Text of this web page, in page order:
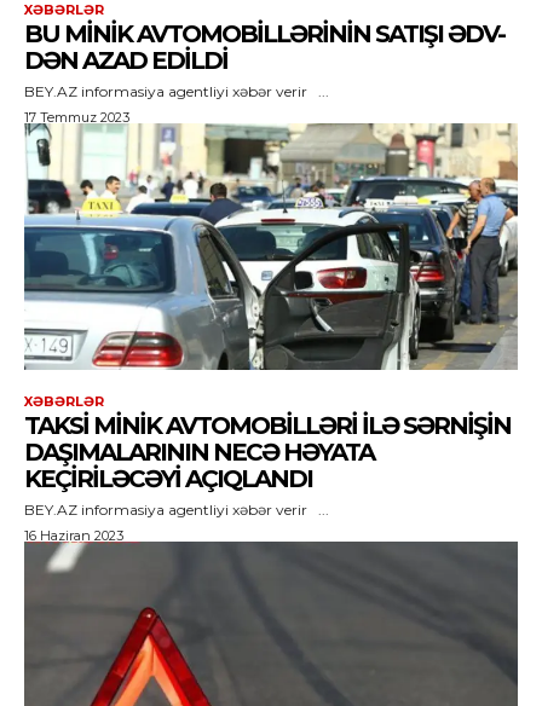
XƏBƏRLƏR
BU MINIK AVTOMOBILLƏRININ SATIŞI ƏDV-
DƏN AZAD EDILDI
BEY.AZ informasiya agentliyi xəbər verir ...
17 Temmuz 2023
XƏBƏRLƏR
TAKSI MINIK AVTOMOBILLƏRI ILƏ SƏRNIŞIN
DAŞIMALARININ NECƏ HƏYATA
KEÇIRILƏCƏYI AÇIQLANDI
BEY.AZ informasiya agentliyi xəbər verir ...
16 Haziran 2023